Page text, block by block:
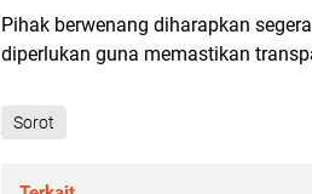
Pihak berwenang diharapkan
diperlukan guna memastikan
Sorot